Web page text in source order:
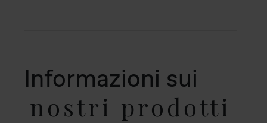
Informazioni sui
nostri prodotti